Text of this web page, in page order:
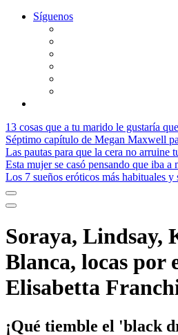
Síguenos
13 cosas que a tu marido le gustaría
Séptimo capítulo de Megan Maxwell
Las pautas para que la cera no arruine
Esta mujer se casó pensando que iba a
Los 7 sueños eróticos más habituales y
Soraya, Lindsay,
Blanca, locas por
Elisabetta
¡Qué tiemble el 'black